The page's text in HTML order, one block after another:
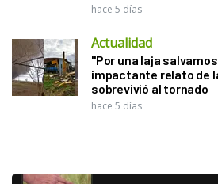
hace 5 días
Actualidad
"Por una laja
impactante relato de
sobrevivió al tornado
hace 5 días